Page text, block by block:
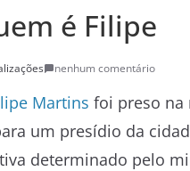
é Filipe
nenhum comentário
Martins foi preso na
um presídio da
determinado pelo